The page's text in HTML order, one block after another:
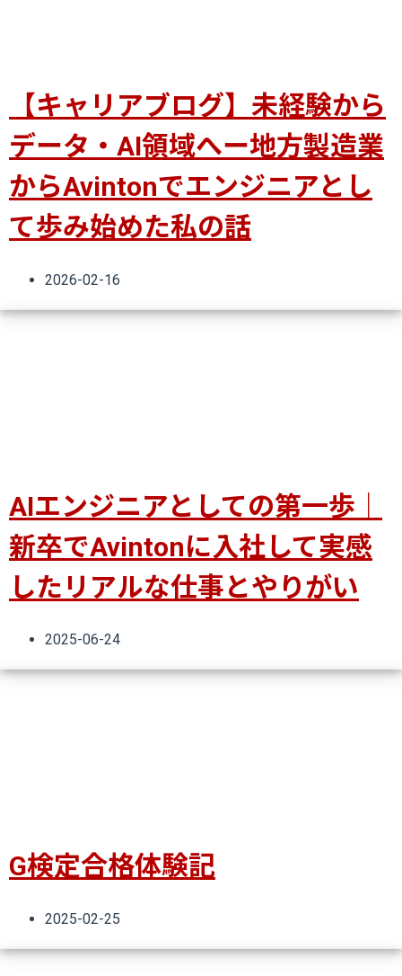
【キャリアブログ】未経験から
データ・AI領域へー地方製造業
からAvintonでエンジニアとし
て歩み始めた私の話
2026-02-16
AIエンジニアとしての第一歩｜
新卒でAvintonに入社して実感
したリアルな仕事とやりがい
2025-06-24
G検定合格体験記
2025-02-25